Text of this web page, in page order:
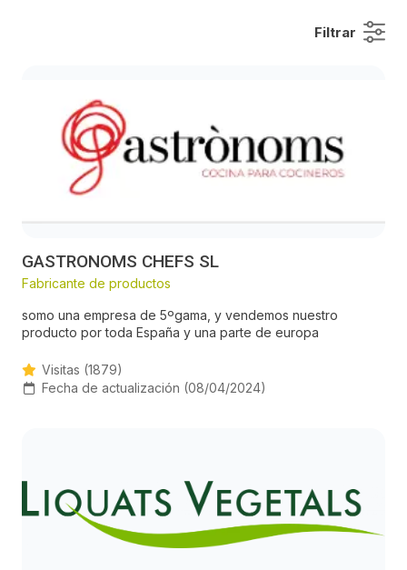
Filtrar
GASTRONOMS CHEFS SL
Fabricante de productos
somo una empresa de 5ºgama, y vendemos nuestro
producto por toda España y una parte de europa
Visitas (1879)
Fecha de actualización (08/04/2024)